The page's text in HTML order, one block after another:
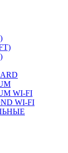
WI-FI
WI-FI